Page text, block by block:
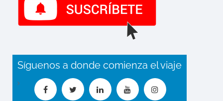
Síguenos a donde comienza el viaje